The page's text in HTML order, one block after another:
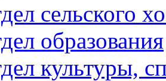
сельского
образования
культуры,